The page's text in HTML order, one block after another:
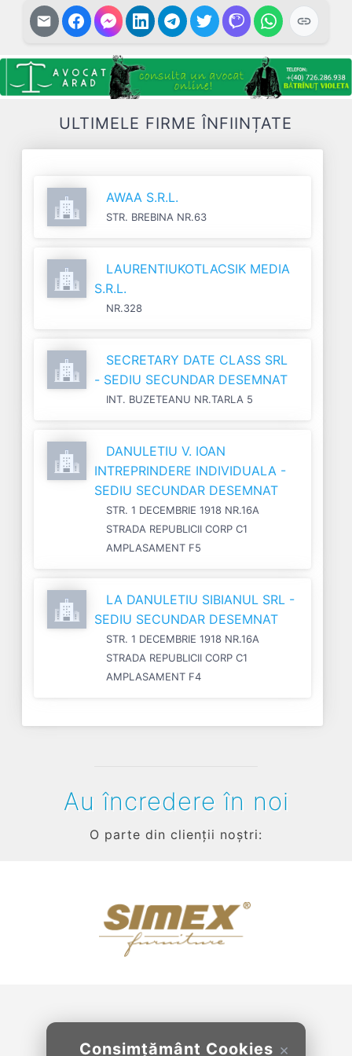
ULTIMELE FIRME ÎNFIINȚATE
AWAA S.R.L.
STR. BREBINA NR.63
LAURENTIUKOTLACSIK MEDIA
S.R.L.
NR.328
SECRETARY DATE CLASS SRL
- SEDIU SECUNDAR DESEMNAT
INT. BUZETEANU NR.TARLA 5
DANULETIU V. IOAN
INTREPRINDERE INDIVIDUALA -
SEDIU SECUNDAR DESEMNAT
STR. 1 DECEMBRIE 1918 NR.16A
STRADA REPUBLICII CORP C1
AMPLASAMENT F5
LA DANULETIU SIBIANUL SRL -
SEDIU SECUNDAR DESEMNAT
STR. 1 DECEMBRIE 1918 NR.16A
STRADA REPUBLICII CORP C1
AMPLASAMENT F4
×
Consimțământ Cookies
Au încredere în noi
O parte din clienții noștri: